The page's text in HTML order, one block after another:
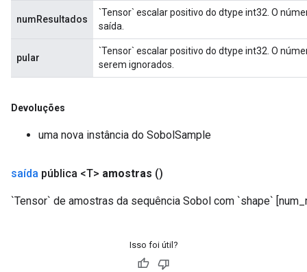
numResultados
`Tensor` escalar positivo do dtype int32. O
saída.
pular
`Tensor` escalar positivo do dtype int32. O
serem ignorados.
Devoluções
uma nova instância do SobolSample
saída pública <T> amostras ()
`Tensor` de amostras da sequência Sobol com `shape`
Isso foi útil?